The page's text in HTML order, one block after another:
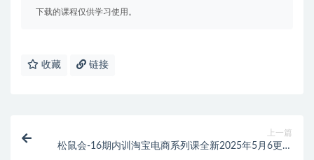
下载的课程仅供学习使用。
收藏 链接
上一篇
松鼠会-16期内训淘宝电商系列课全新2025年5月6更新